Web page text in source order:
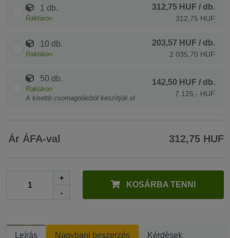
1 db.
Raktáron
312,75 HUF / db.
312,75 HUF
10 db.
Raktáron
203,57 HUF / db.
2 035,70 HUF
50 db.
Raktáron
A kisebb csomagolásból készítjük el
142,50 HUF / db.
7 125,- HUF
Ár ÁFA-val 312,75 HUF
+
-
KOSÁRBA TENNI
Leírás Nagybani beszerzés Kérdések